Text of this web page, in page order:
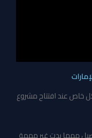
خاص عند افتتاح مشروع